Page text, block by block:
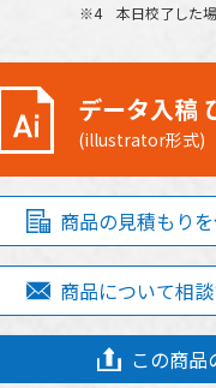
4 本日校了した場
データ入稿
(illustrator形式)
商品の見積もり
商品について相
この商品